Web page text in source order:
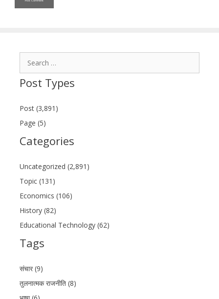
Post Types
Post (3,891)
Page (5)
Categories
Uncategorized (2,891)
Topic (131)
Economics (106)
History (82)
Educational Technology (62)
Tags
संचार (9)
तुलनात्मक राजनीति (8)